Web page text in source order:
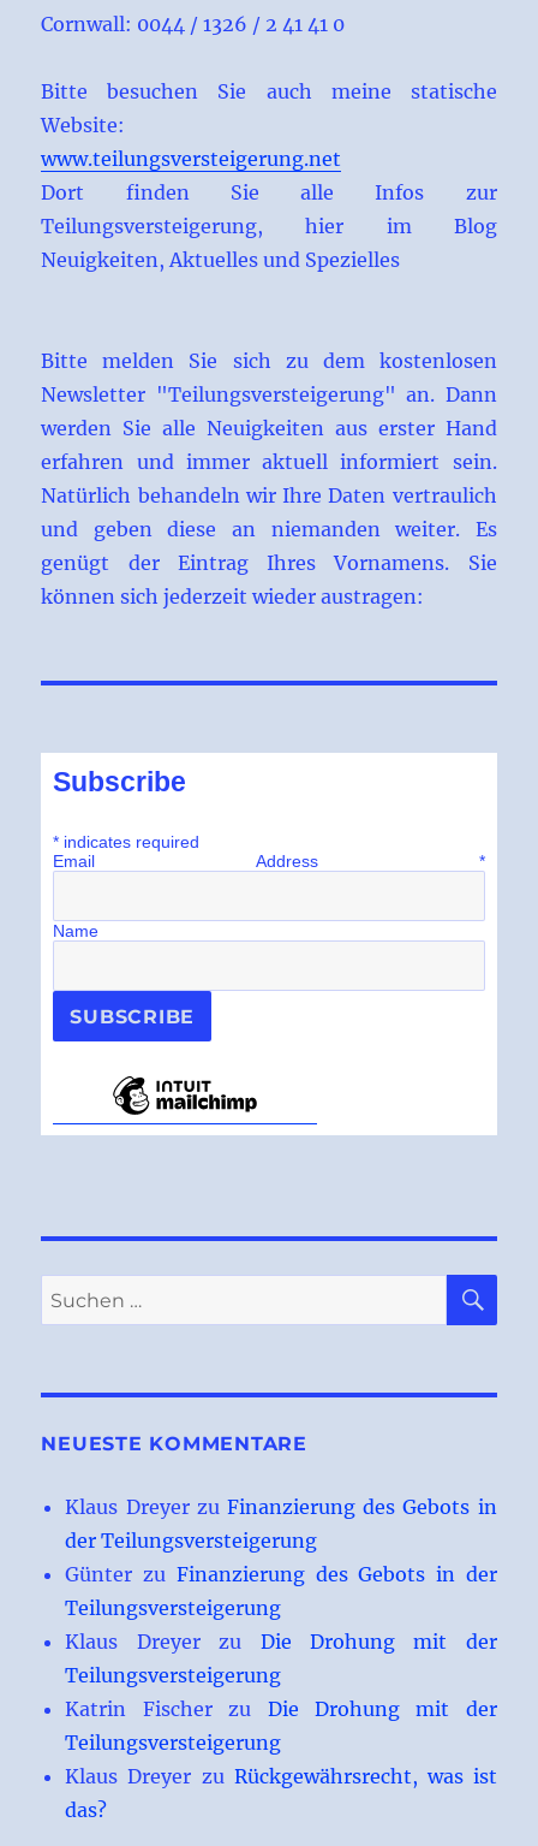
Cornwall: 0044 / 1326 / 2 41 41 0
Bitte besuchen Sie auch meine statische
Website:
www.teilungsversteigerung.net
Dort finden Sie alle Infos zur
Teilungsversteigerung, hier im Blog
Neuigkeiten, Aktuelles und Spezielles
Bitte melden Sie sich zu dem kostenlosen
Newsletter "Teilungsversteigerung" an. Dann
werden Sie alle Neuigkeiten aus erster Hand
erfahren und immer aktuell informiert sein.
Natürlich behandeln wir Ihre Daten vertraulich
und geben diese an niemanden weiter. Es
genügt der Eintrag Ihres Vornamens. Sie
können sich jederzeit wieder austragen:
Subscribe
* indicates required
Email Address *
Name
Suchen
nach:
NEUESTE KOMMENTARE
Klaus DreyerzuFinanzierung des Gebots in
der Teilungsversteigerung
Günter zu Finanzierung des Gebots in der
Teilungsversteigerung
Klaus Dreyerzu Die Drohung mit der
Teilungsversteigerung
Katrin Fischerzu Die Drohung mit der
Teilungsversteigerung
Klaus Dreyer zu Rückgewährsrecht, was ist
das?